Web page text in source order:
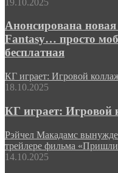
Анонсирована
Fantasy… просто
бесплатная
КГ играет: Игровой
18.10.2025
КГ играет:
Рэйчел Макадамс
трейлере фильма
14.10.2025